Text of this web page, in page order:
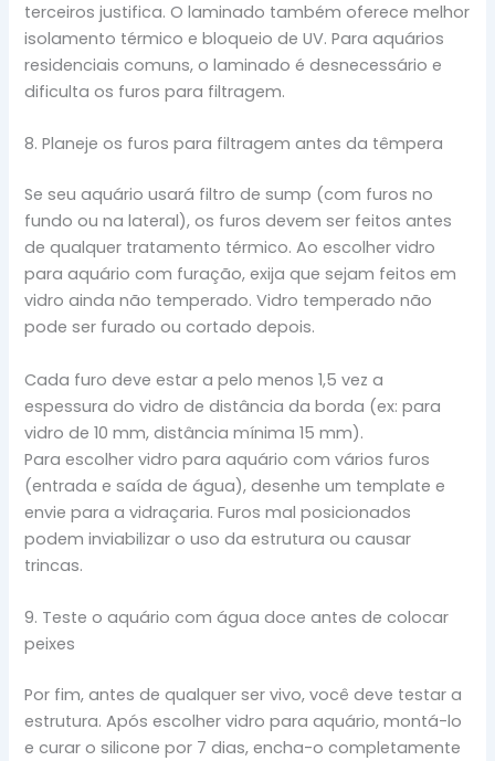
terceiros justifica. O laminado também oferece melhor
isolamento térmico e bloqueio de UV. Para aquários
residenciais comuns, o laminado é desnecessário e
dificulta os furos para filtragem.
8. Planeje os furos para filtragem antes da têmpera
Se seu aquário usará filtro de sump (com furos no
fundo ou na lateral), os furos devem ser feitos antes
de qualquer tratamento térmico. Ao escolher vidro
para aquário com furação, exija que sejam feitos em
vidro ainda não temperado. Vidro temperado não
pode ser furado ou cortado depois.
Cada furo deve estar a pelo menos 1,5 vez a
espessura do vidro de distância da borda (ex: para
vidro de 10 mm, distância mínima 15 mm).
Para escolher vidro para aquário com vários furos
(entrada e saída de água), desenhe um template e
envie para a vidraçaria. Furos mal posicionados
podem inviabilizar o uso da estrutura ou causar
trincas.
9. Teste o aquário com água doce antes de colocar
peixes
Por fim, antes de qualquer ser vivo, você deve testar a
estrutura. Após escolher vidro para aquário, montá-lo
e curar o silicone por 7 dias, encha-o completamente